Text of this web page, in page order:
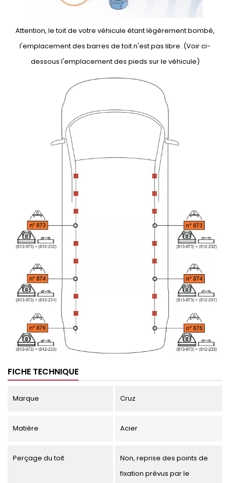
Attention, le toit de votre véhicule étant légèrement bombé,
l'emplacement des barres de toit n'est pas libre. (Voir ci-
dessous l'emplacement des pieds sur le véhicule)
FICHE TECHNIQUE
Marque Cruz
Matière Acier
Perçage du toit
Non, reprise des points de
fixation prévus par le